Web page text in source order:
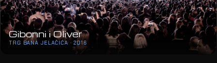
Gibonni i Oliver
TRG BANA JELAČIĆA · 2016